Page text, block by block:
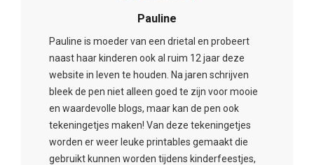
Pauline
Pauline is moeder van een drietal en probeert
naast haar kinderen ook al ruim 12 jaar deze
website in leven te houden. Na jaren schrijven
bleek de pen niet alleen goed te zijn voor mooie
en waardevolle blogs, maar kan de pen ook
tekeningetjes maken! Van deze tekeningetjes
worden er weer leuke printables gemaakt die
gebruikt kunnen worden tijdens kinderfeestjes,